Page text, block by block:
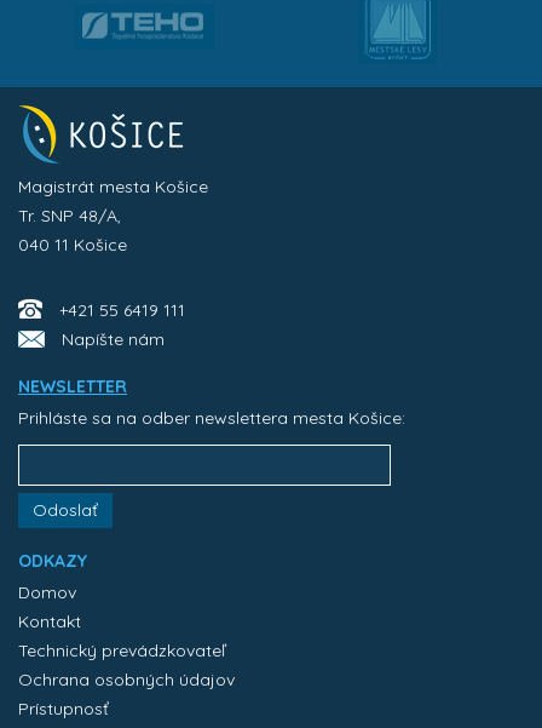
Magistrát mesta Košice
Tr. SNP 48/A,
040 11 Košice
+421 55 6419 111
Napíšte nám
NEWSLETTER
Prihláste sa na odber newslettera mesta Košice:
Odoslať
ODKAZY
Domov
Kontakt
Technický prevádzkovateľ
Ochrana osobných údajov
Prístupnosť